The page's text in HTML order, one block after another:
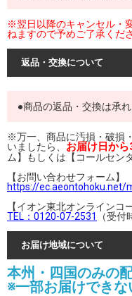
※翌日以降のキャンセル・
ねますので予めご了承くだ
返品・交換について
●商品の返品・交換は承
※万一、商品に汚損・破損
いましたら、 お届け日か
ム】もしくは【コールセン
【お問い合わせフォーム】
https://
【イオン東北オンラインコ
TEL：0120-07-2531
（受付
お届け地域について
本州・四国のみの
※一部お届けできな